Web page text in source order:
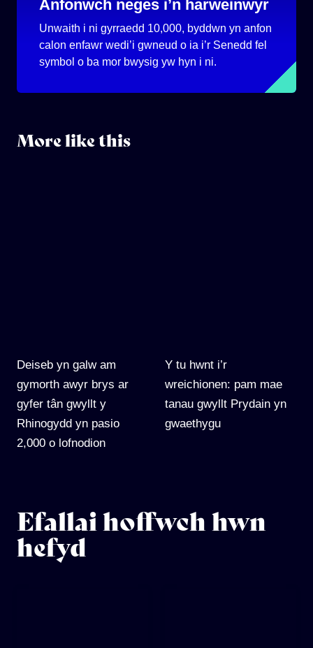
Anfonwch neges i’n harweinwyr
Unwaith i ni gyrraedd 10,000, byddwn yn anfon
calon enfawr wedi’i gwneud o ia i’r Senedd fel
symbol o ba mor bwysig yw hyn i ni.
More like this
Deiseb yn galw am
gymorth awyr brys ar
gyfer tân gwyllt y
Rhinogydd yn pasio
2,000 o lofnodion
Y tu hwnt i’r
wreichionen: pam mae
tanau gwyllt Prydain yn
gwaethygu
Efallai hoffwch hwn
hefyd